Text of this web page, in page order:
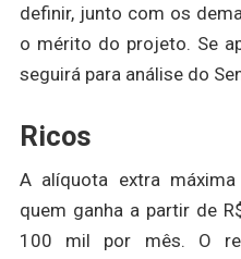
definir, junto com os
o mérito do projeto. Se
seguirá para análise do
Ricos
A alíquota extra
quem ganha a partir de
100 mil por mês. O